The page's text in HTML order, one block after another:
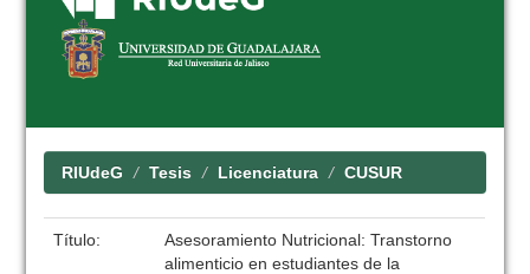
RIUdeG Tesis Licenciatura CUSUR
Título:
Asesoramiento Nutricional: Transtorno
alimenticio en estudiantes de la